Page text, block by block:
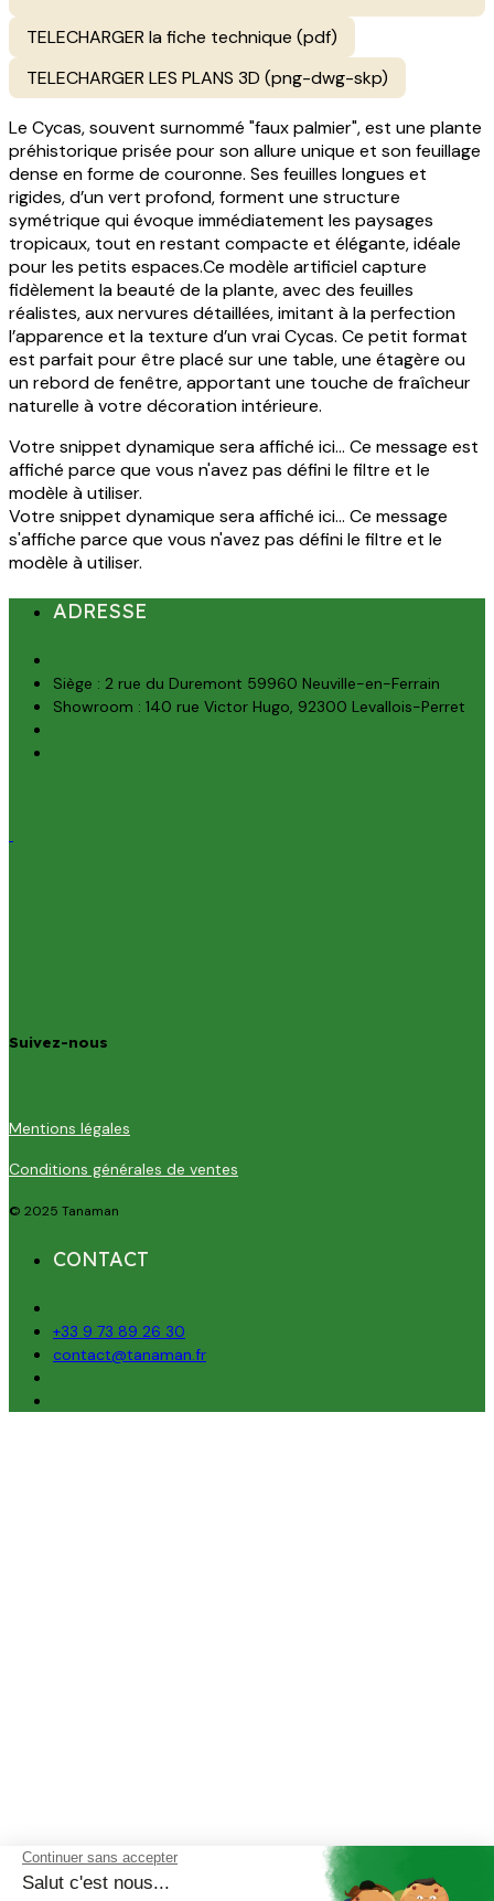
TELECHARGER la fiche technique (pdf)
TELECHARGER LES PLANS 3D (png-dwg-skp)
Le Cycas, souvent surnommé "faux palmier", est une plante
préhistorique prisée pour son allure unique et son feuillage
dense en forme de couronne. Ses feuilles longues et
rigides, d’un vert profond, forment une structure
symétrique qui évoque immédiatement les paysages
tropicaux, tout en restant compacte et élégante, idéale
pour les petits espaces.Ce modèle artificiel capture
fidèlement la beauté de la plante, avec des feuilles
réalistes, aux nervures détaillées, imitant à la perfection
l’apparence et la texture d’un vrai Cycas. Ce petit format
est parfait pour être placé sur une table, une étagère ou
un rebord de fenêtre, apportant une touche de fraîcheur
naturelle à votre décoration intérieure.
Votre snippet dynamique sera affiché ici... Ce message est
affiché parce que vous n'avez pas défini le filtre et le
modèle à utiliser.
Votre snippet dynamique sera affiché ici... Ce message
s'affiche parce que vous n'avez pas défini le filtre et le
modèle à utiliser.
ADRESSE
Siège : 2 rue du Duremont 59960 Neuville-en-Ferrain
Showroom : 140 rue Victor Hugo, 92300 Levallois-Perret
Suivez-nous
Mentions légales
Conditions générales de ventes
© 2025 Tanaman
CONTACT
+33 9 73 89 26 30
contact@tanaman.fr